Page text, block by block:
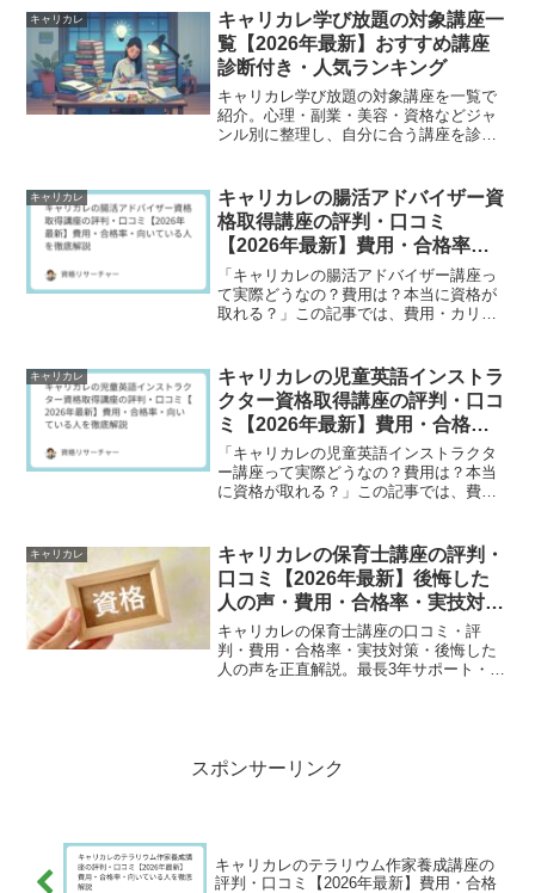
知りたい情報をすべてまとめました。✅
キャリカレの韓国語講座の...
キャリカレ
キャリカレ学び放題の対象講座一
覧【2026年最新】おすすめ講座
診断付き・人気ランキング
キャリカレ学び放題の対象講座を一覧で
紹介。心理・副業・美容・資格などジャ
ンル別に整理し、自分に合う講座を診断
キャリカレ
キャリカレの腸活アドバイザー資
格取得講座の評判・口コミ
【2026年最新】費用・合格率・
向いている人を徹底解説
「キャリカレの腸活アドバイザー講座っ
て実際どうなの？費用は？本当に資格が
取れる？」この記事では、費用・カリキ
腸活アドバイザー講座の費用・基本情報
✅ 実際に受講した人の...
キャリカレ
キャリカレの児童英語インストラ
クター資格取得講座の評判・口コ
ミ【2026年最新】費用・合格
率・向いている人を徹底解説
「キャリカレの児童英語インストラクタ
ー講座って実際どうなの？費用は？本当
に資格が取れる？」この記事では、費
キャリカレの児童英語インストラクター
講座の費用・基本情報✅ 実...
キャリカレ
キャリカレの保育士講座の評判・
口コミ【2026年最新】後悔した
人の声・費用・合格率・実技対策
を正直解説
キャリカレの保育士講座の口コミ・評
判・費用・合格率・実技対策・後悔した
人の声を正直解説。最長3年サポート・不
スポンサーリンク
キャリカレのテラリウム作家養成講座の
評判・口コミ【2026年最新】費用・合格